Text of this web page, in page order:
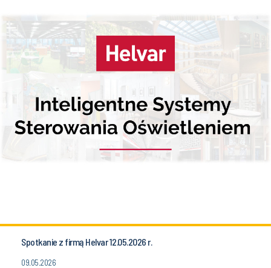
Spotkanie z firmą Helvar 12.05.2026 r.
09.05.2026